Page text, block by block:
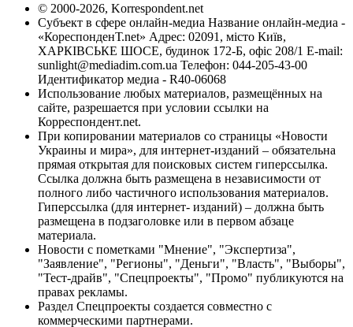
© 2000-2026, Korrespondent.net
Субъект в сфере онлайн-медиа Название онлайн-медиа -
«КореспонденТ.net» Адрес: 02091, місто Київ,
ХАРКІВСЬКЕ ШОСЕ, будинок 172-Б, офіс 208/1 E-mail:
sunlight@mediadim.com.ua Телефон: 044-205-43-00
Идентификатор медиа - R40-06068
Использование любых материалов, размещённых на
сайте, разрешается при условии ссылки на
Корреспондент.net.
При копировании материалов со страницы «Новости
Украины и мира», для интернет-изданий – обязательна
прямая открытая для поисковых систем гиперссылка.
Ссылка должна быть размещена в независимости от
полного либо частичного использования материалов.
Гиперссылка (для интернет- изданий) – должна быть
размещена в подзаголовке или в первом абзаце
материала.
Новости с пометками "Мнение", "Экспертиза",
"Заявление", "Регионы", "Деньги", "Власть", "Выборы",
"Тест-драйв", "Спецпроекты", "Промо" публикуются на
правах рекламы.
Раздел Спецпроекты создается совместно с
коммерческими партнерами.